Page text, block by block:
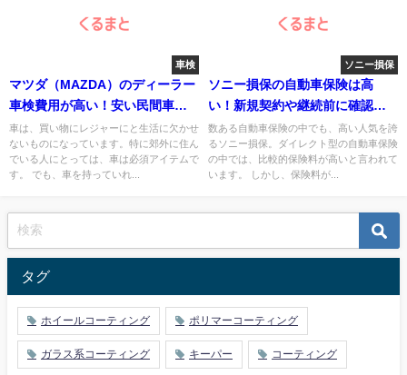
車検
マツダ（MAZDA）のディーラー
車検費用が高い！安い民間車検
を賢く利用する方法まとめ
車は、買い物にレジャーにと生活に欠かせ
ないものになっています。特に郊外に住ん
でいる人にとっては、車は必須アイテムで
す。 でも、車を持っていれ...
ソニー損保
ソニー損保の自動車保険は高
い！新規契約や継続前に確認し
たい4つのポイントとは？
数ある自動車保険の中でも、高い人気を誇
るソニー損保。ダイレクト型の自動車保険
の中では、比較的保険料が高いと言われて
います。 しかし、保険料が...
タグ
ホイールコーティング ポリマーコーティング
ガラス系コーティング キーパー コーティング